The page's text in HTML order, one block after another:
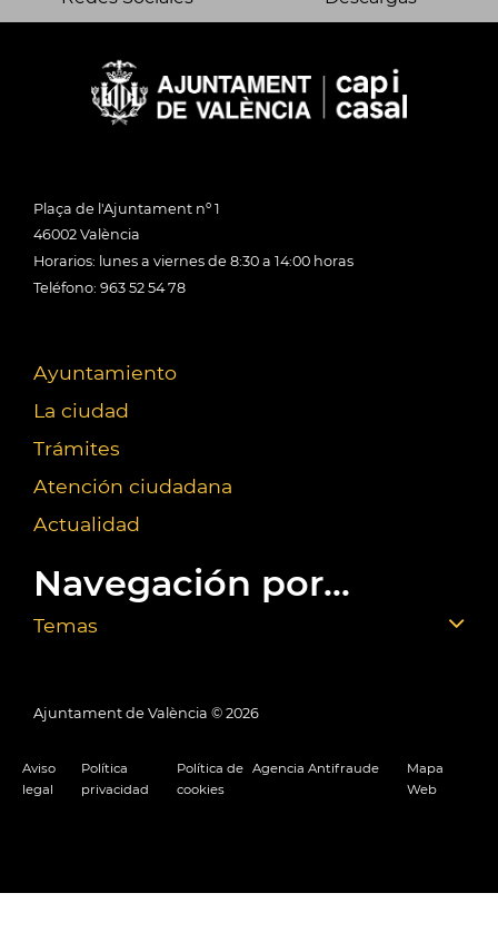
Plaça de l'Ajuntament nº 1
46002 València
Horarios: lunes a viernes de 8:30 a 14:00 horas
Teléfono: 963 52 54 78
Ayuntamiento
La ciudad
Trámites
Atención ciudadana
Actualidad
Navegación por...
Temas
Ajuntament de València © 2026
Aviso
legal
Política
privacidad
Política de
cookies
Agencia Antifraude
Mapa
Web